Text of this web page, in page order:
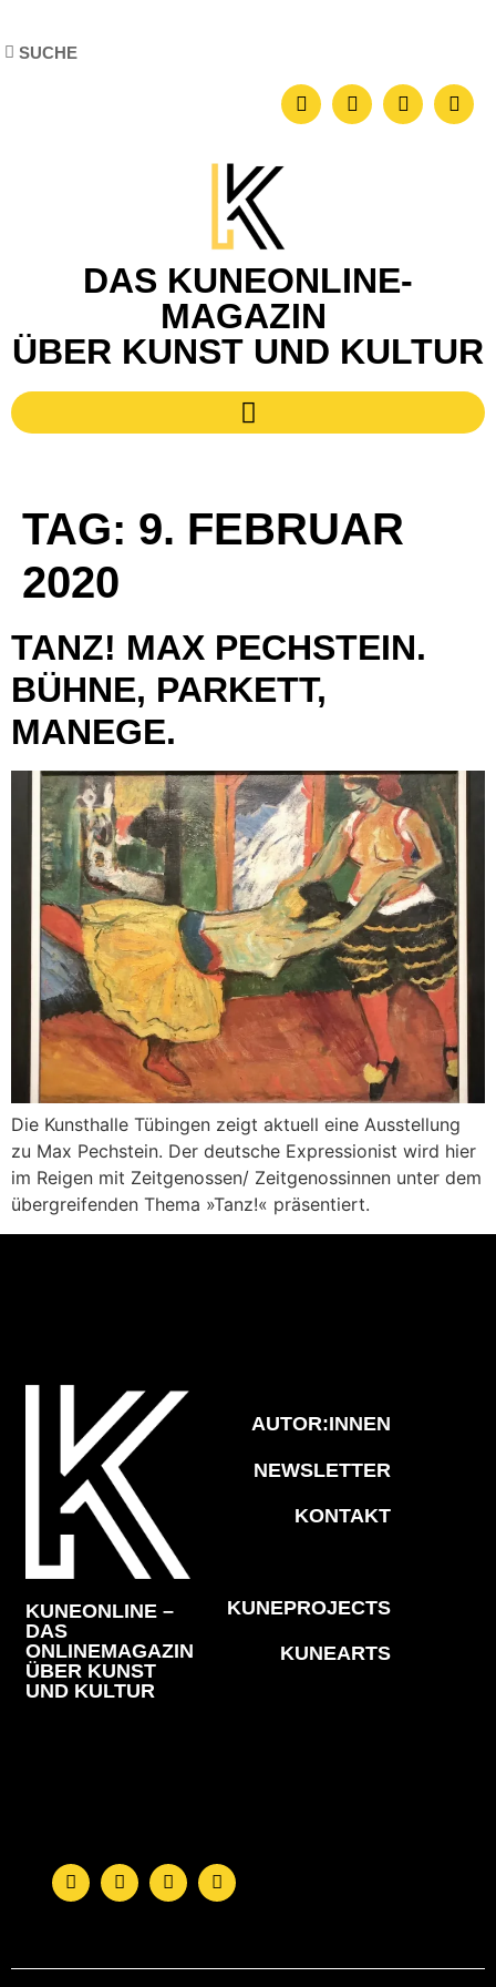
DAS KUNEONLINE-
MAGAZIN
ÜBER KUNST UND KULTUR
TAG: 9. FEBRUAR
2020
TANZ! MAX PECHSTEIN.
BÜHNE, PARKETT,
MANEGE.
Die Kunsthalle Tübingen zeigt aktuell eine Ausstellung
zu Max Pechstein. Der deutsche Expressionist wird hier
im Reigen mit Zeitgenossen/ Zeitgenossinnen unter dem
übergreifenden Thema »Tanz!« präsentiert.
KUNEONLINE –
DAS
ONLINEMAGAZIN
ÜBER KUNST
UND KULTUR
AUTOR:INNEN
NEWSLETTER
KONTAKT
KUNEPROJECTS
KUNEARTS